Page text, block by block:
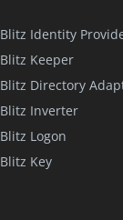
Blitz Identity
Blitz Keeper
Blitz Directory
Blitz Inverter
Blitz Logon
Blitz Key